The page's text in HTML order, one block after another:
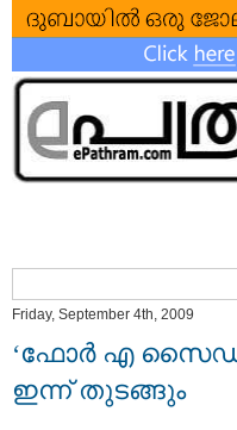
Friday, September 4th, 2009
‘ഫോര്‍ എ
ഇന്ന് തുടങ്ങും